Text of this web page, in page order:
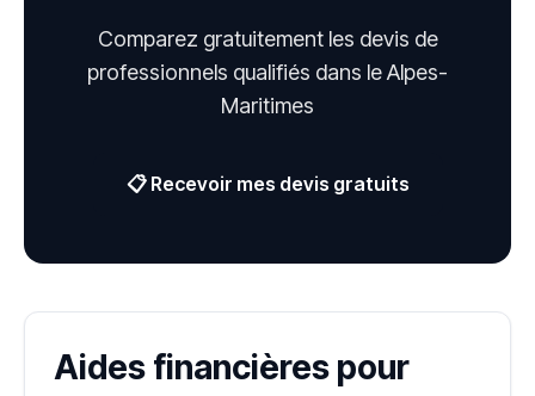
Comparez gratuitement les devis de
professionnels qualifiés dans le Alpes-
Maritimes
📋 Recevoir mes devis gratuits
Aides financières pour